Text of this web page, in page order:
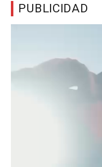
PUBLICIDAD